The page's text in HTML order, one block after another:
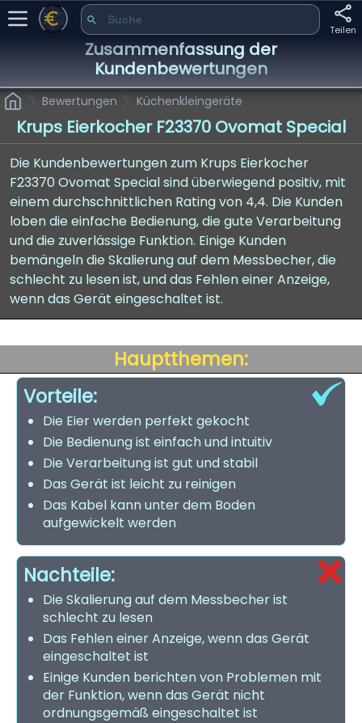
Teilen
Zusammenfassung der
Kundenbewertungen
Bewertungen Küchenkleingeräte
Krups Eierkocher F23370 Ovomat Special
Die Kundenbewertungen zum Krups Eierkocher
F23370 Ovomat Special sind überwiegend positiv, mit
einem durchschnittlichen Rating von 4,4. Die Kunden
loben die einfache Bedienung, die gute Verarbeitung
und die zuverlässige Funktion. Einige Kunden
bemängeln die Skalierung auf dem Messbecher, die
schlecht zu lesen ist, und das Fehlen einer Anzeige,
wenn das Gerät eingeschaltet ist.
Hauptthemen:
Vorteile:
Die Eier werden perfekt gekocht
Die Bedienung ist einfach und intuitiv
Die Verarbeitung ist gut und stabil
Das Gerät ist leicht zu reinigen
Das Kabel kann unter dem Boden
aufgewickelt werden
Nachteile:
Die Skalierung auf dem Messbecher ist
schlecht zu lesen
Das Fehlen einer Anzeige, wenn das Gerät
eingeschaltet ist
Einige Kunden berichten von Problemen mit
der Funktion, wenn das Gerät nicht
ordnungsgemäß eingeschaltet ist